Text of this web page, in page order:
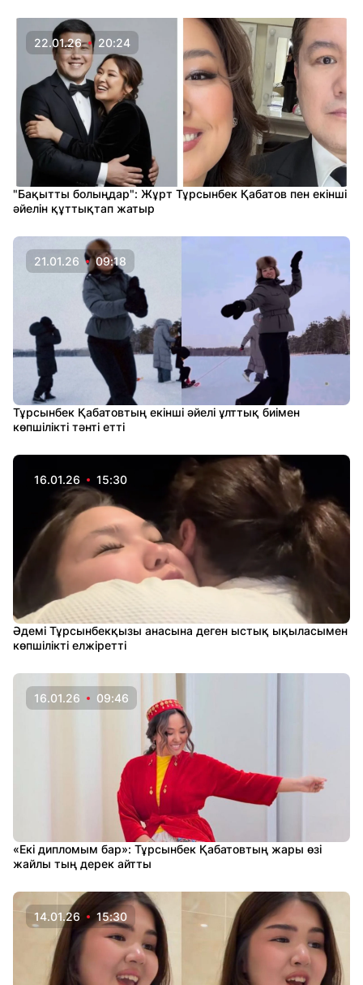
22.01.26 20:24
"Бақытты болыңдар": Жұрт Тұрсынбек Қабатов пен екінші
әйелін құттықтап жатыр
21.01.26 09:18
Тұрсынбек Қабатовтың екінші әйелі ұлттық биімен
көпшілікті тәнті етті
16.01.26 15:30
Әдемі Тұрсынбекқызы анасына деген ыстық ықыласымен
көпшілікті елжіретті
16.01.26 09:46
«Екі дипломым бар»: Тұрсынбек Қабатовтың жары өзі
жайлы тың дерек айтты
14.01.26 15:30